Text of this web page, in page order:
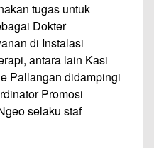
tugas untuk
Dokter
di Instalasi
antara lain Kasi
Pallangan didampingi
Promosi
selaku staf